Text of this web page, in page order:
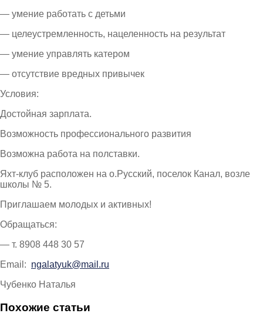
— умение работать с детьми
— целеустремленность, нацеленность на результат
— умение управлять катером
— отсутствие вредных привычек
Условия:
Достойная зарплата.
Возможность профессионального развития
Возможна работа на полставки.
Яхт-клуб расположен на о.Русский, поселок Канал, возле
школы № 5.
Приглашаем молодых и активных!
Обращаться:
— т. 8908 448 30 57
Email: ngalatyuk@mail.ru
Чубенко Наталья
Похожие статьи